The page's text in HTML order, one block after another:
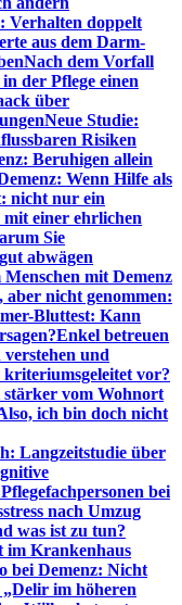
Verhalten doppelt
aus dem Darm-
Nach dem Vorfall
der Pflege einen
über
Neue Studie:
Risiken
Beruhigen allein
Wenn Hilfe als
nicht nur ein
einer ehrlichen
Sie
abwägen
mit Demenz
aber nicht genommen:
Bluttest: Kann
Enkel betreuen
und
kriteriumsgeleitet vor?
stärker vom Wohnort
ich bin doch nicht
Langzeitstudie über
bei
nach Umzug
was ist zu tun?
im Krankenhaus
bei Demenz: Nicht
im höheren